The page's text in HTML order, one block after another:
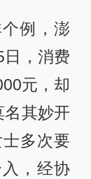
例，澎
，消费
元，却
其妙开
多次要
，经协